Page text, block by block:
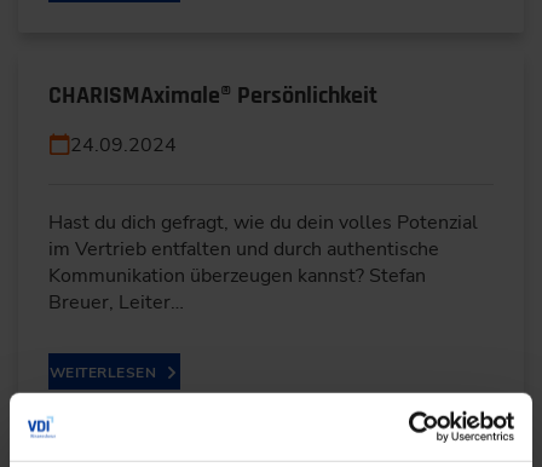
CHARISMAximale® Persönlichkeit
24.09.2024
Hast du dich gefragt, wie du dein volles Potenzial
im Vertrieb entfalten und durch authentische
Kommunikation überzeugen kannst? Stefan
Breuer, Leiter…
WEITERLESEN